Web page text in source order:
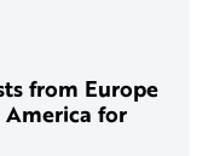
from Europe
for